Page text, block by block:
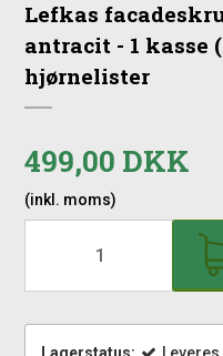
Lefkas
antracit - 1 kasse
hjørnelister
499,00 DKK
(inkl. moms)